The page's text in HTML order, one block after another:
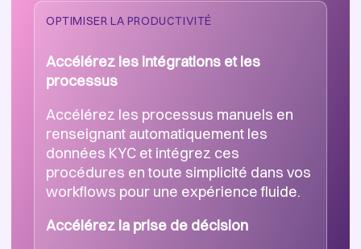
OPTIMISER LA PRODUCTIVITÉ
Accélérez les intégrations et les
processus
Accélérez les processus manuels en
renseignant automatiquement les
données KYC et intégrez ces
procédures en toute simplicité dans vos
workflows pour une expérience fluide.
Accélérez la prise de décision
GAGNER EN EFFICACITÉ
Identifiez les opportunités et les risques
cachés
Identifiez les opportunités et les risques
cachés à travers les réseaux,
les structures de propriété.
AMÉLIORER L'EXPÉRIENCE CLIENT
Simplifiez le processus d'intégration
délais de vérification et d'intégration.